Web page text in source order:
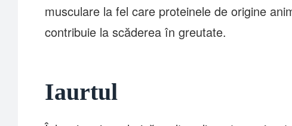
musculare la fel care proteinele de origine
contribuie la scăderea în greutate.
Iaurtul